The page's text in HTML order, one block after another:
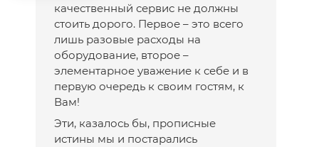
качественный сервис не должны
стоить дорого. Первое – это всего
лишь разовые расходы на
оборудование, второе –
элементарное уважение к себе и в
первую очередь к своим гостям, к
Вам!
Эти, казалось бы, прописные
истины мы и постарались